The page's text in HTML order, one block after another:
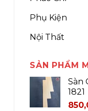
Phụ Kiện
Nội Thất
SẢN PHẨM
Sàn
1821